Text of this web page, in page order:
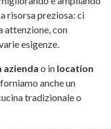
risorsa preziosa: ci
attenzione, con
esigenze.
azienda o in location
anche un
tradizionale o